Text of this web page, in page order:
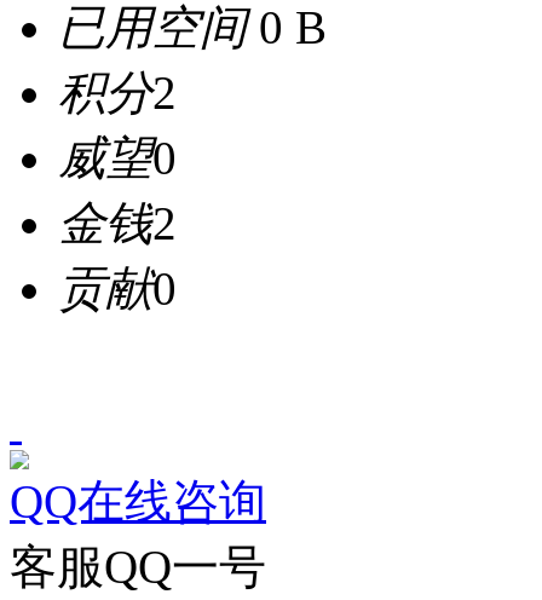
已用空间0 B
积分2
威望0
金钱2
贡献0
QQ在线咨询
客服QQ一号